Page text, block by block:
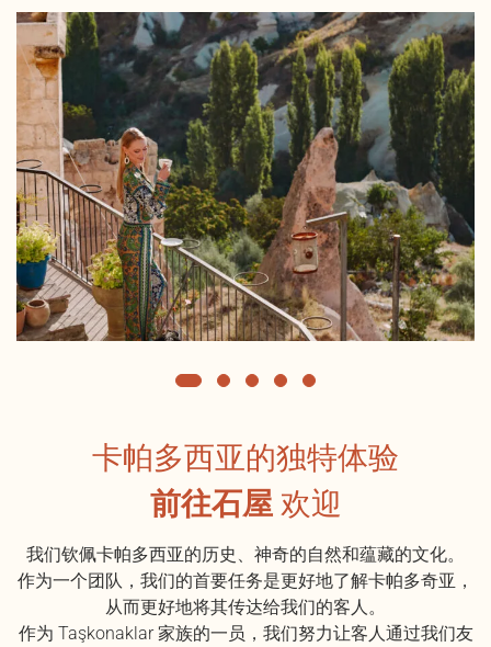
卡帕多西亚的独特体验
前往石屋 欢迎
我们钦佩卡帕多西亚的历史、神奇的自然和蕴藏的文化。
作为一个团队，我们的首要任务是更好地了解卡帕多奇亚，
从而更好地将其传达给我们的客人。
作为 Taşkonaklar 家族的一员，我们努力让客人通过我们友